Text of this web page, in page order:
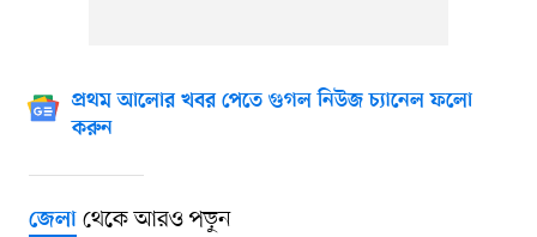
প্রথম আলোর খবর পেতে গুগল নিউজ চ্যানেল ফলো
করুন
জেলাথেকে আরও পড়ুন